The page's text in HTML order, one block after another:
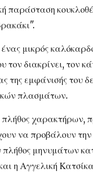
παράσταση
μικρός
διακρίνει, τον
της εμφάνισής του
πλασμάτων.
χαρακτήρων,
να προβάλουν
μηνυμάτων
η Αγγελική